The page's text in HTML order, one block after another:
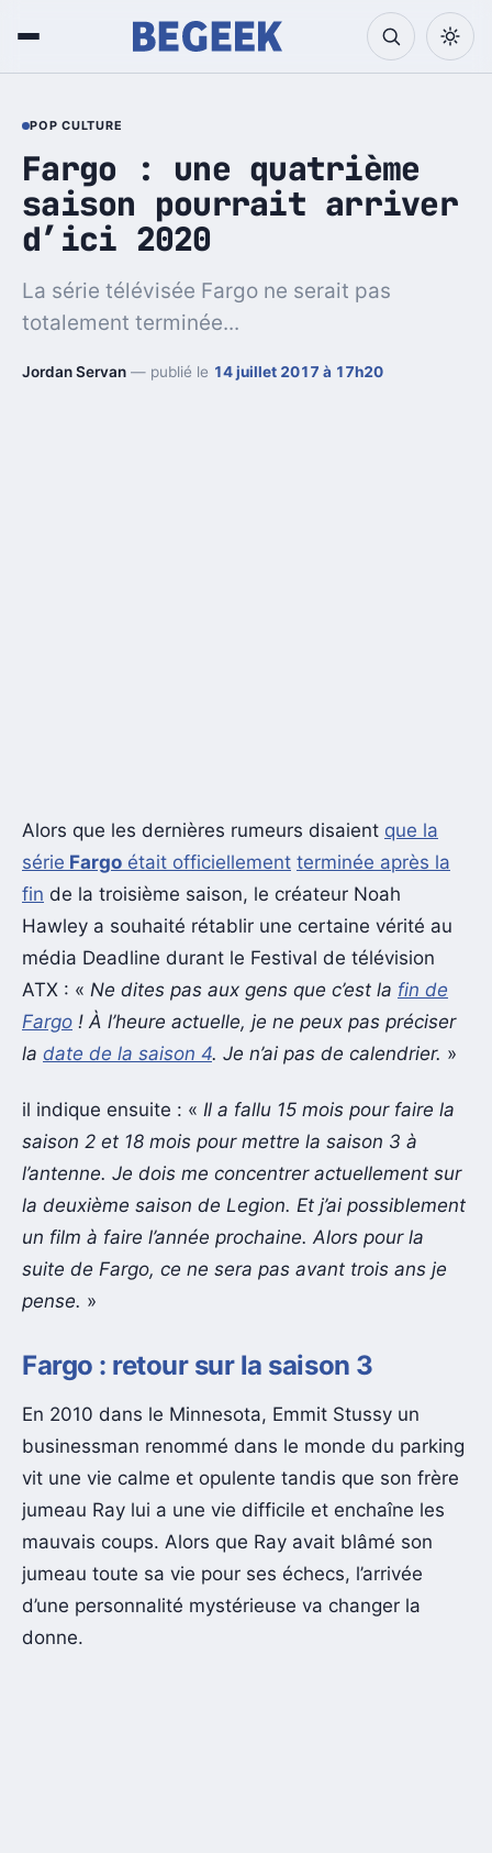
POP CULTURE
Fargo : une quatrième
saison pourrait arriver
d’ici 2020
La série télévisée Fargo ne serait pas
totalement terminée...
Jordan Servan — publié le 14 juillet 2017 à 17h20
Alors que les dernières rumeurs disaient que la
série Fargo était officiellement terminée après la
fin de la troisième saison, le créateur Noah
Hawley a souhaité rétablir une certaine vérité au
média Deadline durant le Festival de télévision
ATX : « Ne dites pas aux gens que c’est la fin de
Fargo ! À l’heure actuelle, je ne peux pas préciser
la date de la saison 4. Je n’ai pas de calendrier. »
il indique ensuite : « Il a fallu 15 mois pour faire la
saison 2 et 18 mois pour mettre la saison 3 à
l’antenne. Je dois me concentrer actuellement sur
la deuxième saison de Legion. Et j’ai possiblement
un film à faire l’année prochaine. Alors pour la
suite de Fargo, ce ne sera pas avant trois ans je
pense. »
Fargo : retour sur la saison 3
En 2010 dans le Minnesota, Emmit Stussy un
businessman renommé dans le monde du parking
vit une vie calme et opulente tandis que son frère
jumeau Ray lui a une vie difficile et enchaîne les
mauvais coups. Alors que Ray avait blâmé son
jumeau toute sa vie pour ses échecs, l’arrivée
d’une personnalité mystérieuse va changer la
donne.